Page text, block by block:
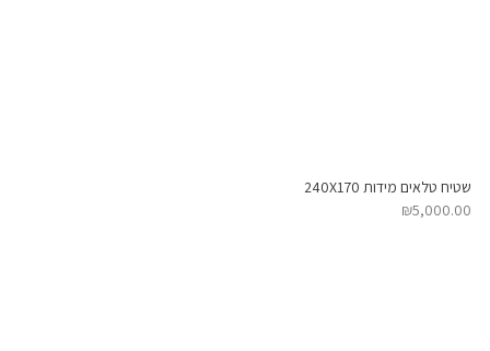
שטיח טלאים מידות 240X170
₪5,000.00